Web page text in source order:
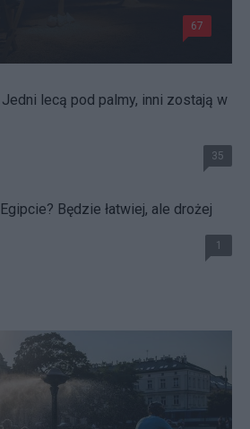
67
Jedni lecą pod palmy, inni zostają w
35
Będzie łatwiej, ale drożej
1